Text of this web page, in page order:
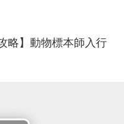
略】動物標本師入行